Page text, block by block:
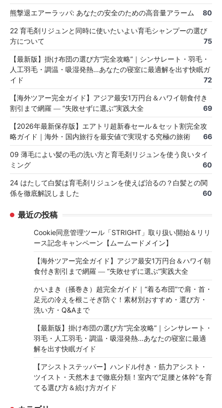
熊撃退エアーラッパ: あなたの安全のための高音量アラーム 80
22 育毛剤リジュンと同時に使いたいよい育毛シャンプーの選び
方について
75
【最新版】掛け布団の選び方“完全攻略”｜シンサレート・羽毛・
人工羽毛・調温・吸湿発熱…あなたの寝室に最適解を出す快眠ガ
イド
72
【海外ツアー完全ガイド】アジア最安1万円台＆ハワイ朝食付き
割引まで網羅 ― “失敗せずに選ぶ”実践大全
69
【2026年最新保存版】エアトリ超新春セール＆セット割完全攻
略ガイド｜海外・国内旅行を最安値で実現する究極の旅術
66
09 薄毛によい髪の毛の洗い方と育毛剤リジュンを使う良いタイ
ミング
60
24 はたして白髪は育毛剤リジュンを使えば治るの？白髪との関
係を徹底解説しました
60
最近の投稿
Cookie同意管理ツール「STRIGHT」取り扱い開始＆リリ
ース記念キャンペーン【ムームードメイン】
【海外ツアー完全ガイド】アジア最安1万円台＆ハワイ朝
食付き割引まで網羅 ― “失敗せずに選ぶ”実践大全
かいまき（掻巻き）超完全ガイド｜“着る布団”で肩・首・
足元の冷えを根こそぎ防ぐ！素材別おすすめ・選び方・
洗い方・Q&Aまで
【最新版】掛け布団の選び方“完全攻略”｜シンサレート・
羽毛・人工羽毛・調温・吸湿発熱…あなたの寝室に最適
解を出す快眠ガイド
【アシストステッパー】ハンドル付き・筋力アシスト・
ツイスト・天然木まで徹底分類！室内で“足腰と体幹”を育
てる選び方＆続け方ガイド